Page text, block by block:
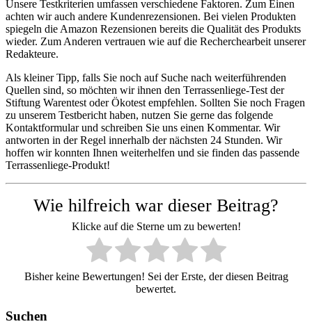
Unsere Testkriterien umfassen verschiedene Faktoren. Zum Einen
achten wir auch andere Kundenrezensionen. Bei vielen Produkten
spiegeln die Amazon Rezensionen bereits die Qualität des Produkts
wieder. Zum Anderen vertrauen wie auf die Recherchearbeit unserer
Redakteure.
Als kleiner Tipp, falls Sie noch auf Suche nach weiterführenden
Quellen sind, so möchten wir ihnen den Terrassenliege-Test der
Stiftung Warentest oder Ökotest empfehlen. Sollten Sie noch Fragen
zu unserem Testbericht haben, nutzen Sie gerne das folgende
Kontaktformular und schreiben Sie uns einen Kommentar. Wir
antworten in der Regel innerhalb der nächsten 24 Stunden. Wir
hoffen wir konnten Ihnen weiterhelfen und sie finden das passende
Terrassenliege-Produkt!
Wie hilfreich war dieser Beitrag?
Klicke auf die Sterne um zu bewerten!
Bisher keine Bewertungen! Sei der Erste, der diesen Beitrag
bewertet.
Suchen